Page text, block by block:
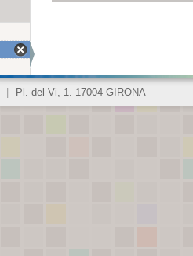
Pl. del Vi, 1. 17004 GIRONA